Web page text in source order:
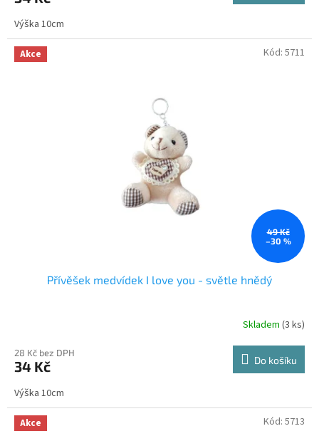
Výška 10cm
Akce
49 Kč
–30 %
Přívěšek medvídek I love you - světle hnědý
Skladem (3 ks)
28 Kč bez DPH
34 Kč Do košíku
Výška 10cm
Kód: 5711
Akce Kód: 5713